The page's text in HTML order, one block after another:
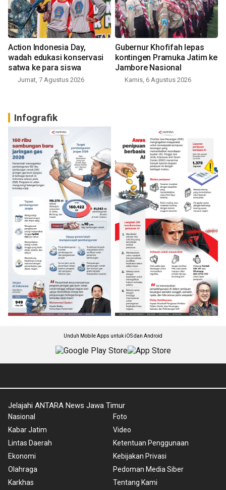
Action Indonesia Day,
wadah edukasi konservasi
satwa ke para siswa
Jumat, 7 Agustus 2026
Gubernur Khofifah lepas
kontingen Pramuka Jatim ke
Jambore Nasional
Kamis, 6 Agustus 2026
Infografik
Unduh Mobile Apps untuk iOS dan Android
Jelajahi ANTARA News Jawa Timur
Nasional
Kabar Jatim
Lintas Daerah
Ekonomi
Olahraga
Karkhas
Foto
Video
Ketentuan Penggunaan
Kebijakan Privasi
Pedoman Media Siber
Tentang Kami